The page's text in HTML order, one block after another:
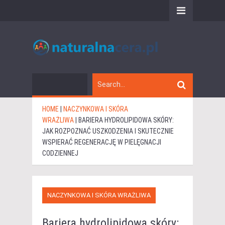
HOME
NACZYNKOWA I SKÓRA
WRAŻLIWA
BARIERA HYDROLIPIDOWA SKÓRY:
JAK ROZPOZNAĆ USZKODZENIA I SKUTECZNIE
WSPIERAĆ REGENERACJĘ W PIELĘGNACJI
CODZIENNEJ
NACZYNKOWA I SKÓRA WRAŻLIWA